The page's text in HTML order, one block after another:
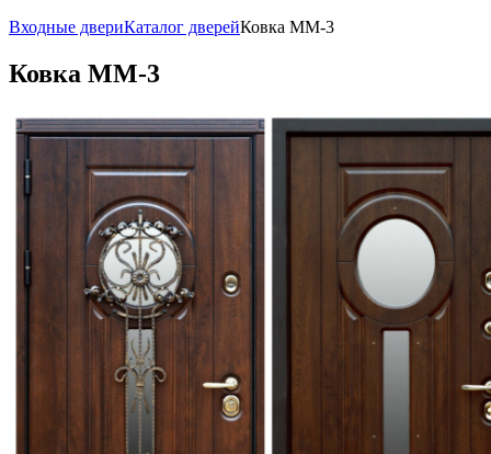
Входные двериКаталог дверейКовка ММ-3
Ковка ММ-3